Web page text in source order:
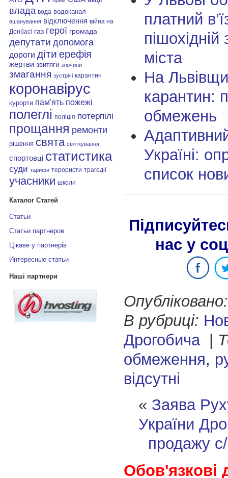
влада вода водоканал
вшанування відключення війна на
Донбасі газ герої громада
депутати допомога
дороги діти ерефія
жертви звитяги злочини
змагання зустрічі карантин
коронавірус
курорти пам'ять пожежі
полеглі поліція потерпілі
прощання ремонти
рішення свята святкування
спортовці статистика
суди тарифи терористи трагедії
учасники школи
Каталог Статей
Статьи
Статьи партнеров
Цікаве у партнерів
Интересные статьи
Наші партнери
платний
пішохідній
міста
На
карантин:
обмежень
Україні:
список
нас у
Опубліковано:
В рубриці:
Дрогобича|
обмеження,
відсутні
« Заява
України
продажу
Обов'язкові